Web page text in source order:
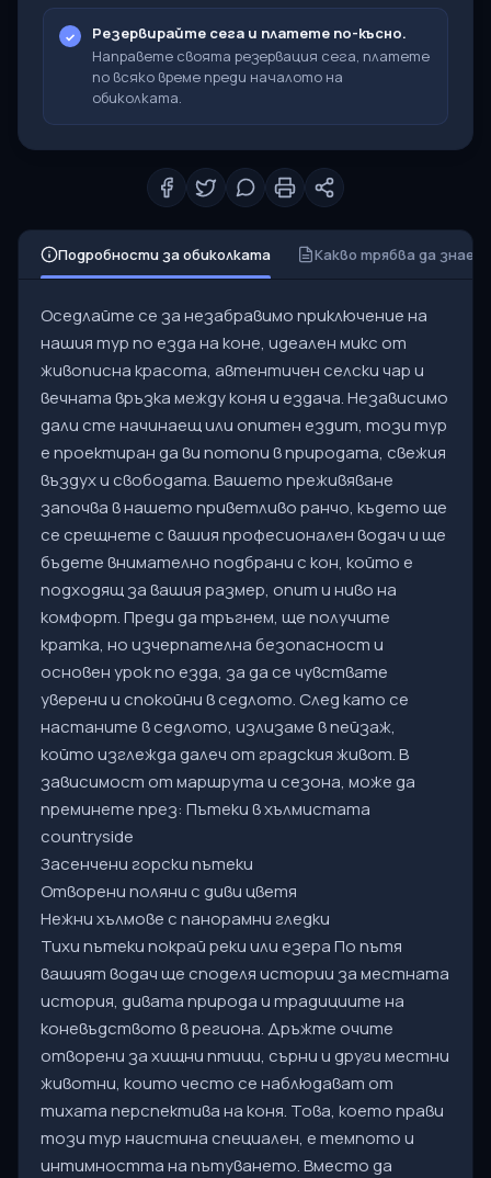
Подробности за обиколката Какво трябва да
Оседлайте се за незабравимо приключение на
нашия тур по езда на коне, идеален микс от
живописна красота, автентичен селски чар и
вечната връзка между коня и ездача. Независимо
дали сте начинаещ или опитен ездит, този тур
е проектиран да ви потопи в природата, свежия
въздух и свободата. Вашето преживяване
започва в нашето приветливо ранчо, където ще
се срещнете с вашия професионален водач и ще
бъдете внимателно подбрани с кон, който е
подходящ за вашия размер, опит и ниво на
комфорт. Преди да тръгнем, ще получите
кратка, но изчерпателна безопасност и
основен урок по езда, за да се чувствате
уверени и спокойни в седлото. След като се
настаните в седлото, излизаме в пейзаж,
който изглежда далеч от градския живот. В
зависимост от маршрута и сезона, може да
преминете през: Пътеки в хълмистата
countryside
Засенчени горски пътеки
Отворени поляни с диви цветя
Нежни хълмове с панорамни гледки
Тихи пътеки покрай реки или езера По пътя
вашият водач ще споделя истории за местната
история, дивата природа и традициите на
коневъдството в региона. Дръжте очите
отворени за хищни птици, сърни и други местни
животни, които често се наблюдават от
тихата перспектива на коня. Това, което прави
този тур наистина специален, е темпото и
интимността на пътуването. Вместо да
Резервирайте сега и платете по-късно.
Направете своята резервация сега, платете
по всяко време преди началото на
обиколката.